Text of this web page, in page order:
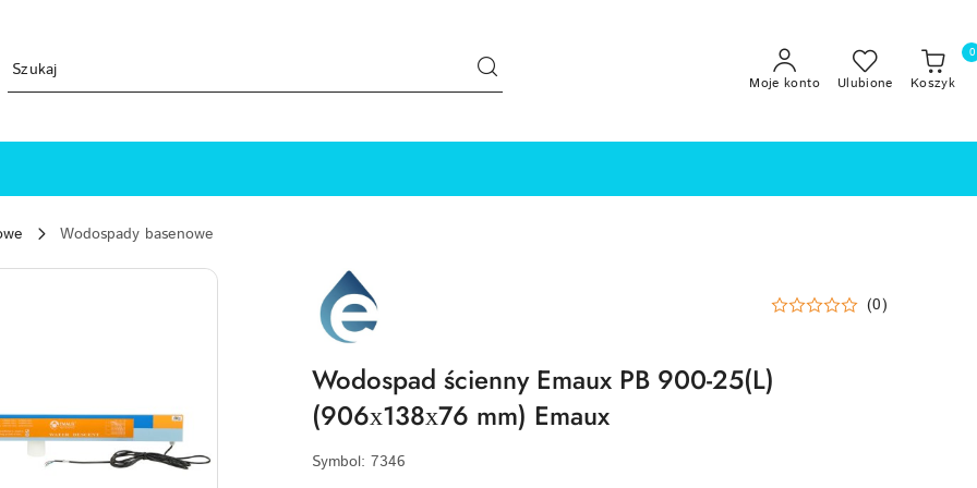
Moje konto Ulubione Koszyk
0
Wodospady basenowe
EMAUX-
LOGO
(0)
Wodospad ścienny Emaux PB 900-25(L)
(906х138х76 mm) Emaux
Symbol: 7346